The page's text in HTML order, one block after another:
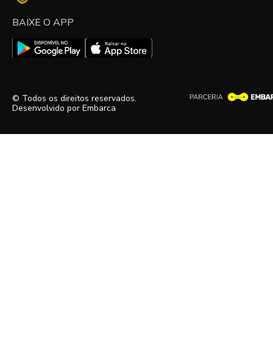
BAIXE O APP
© Todos os direitos reservados.
Desenvolvido por Embarca